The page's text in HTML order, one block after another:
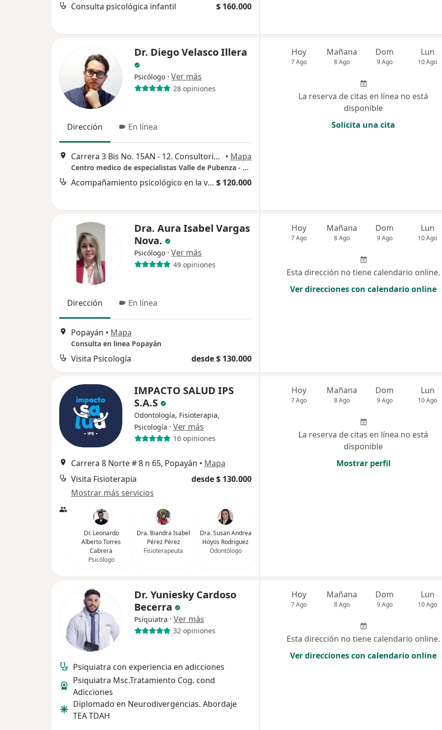
Consulta psicológica infantil $ 160.000
Dr. Diego Velasco Illera
Psicólogo · Ver más
28 opiniones
Dirección En línea
Carrera 3 Bis No. 15AN - 12. Consultorio 210, Popayán • Mapa
Centro medico de especialistas Valle de Pubenza - consultorio 210
Acompañamiento psicológico en la vejez $ 120.000
Hoy
7 Ago
Mañana
8 Ago
Dom
9 Ago
Lun
10 Ago
La reserva de citas en línea no está
disponible
Solicita una cita
Dra. Aura Isabel Vargas
Nova.
Psicólogo · Ver más
49 opiniones
Dirección En línea
Popayán • Mapa
Consulta en linea Popayán
Visita Psicología desde $ 130.000
Hoy
7 Ago
Mañana
8 Ago
Dom
9 Ago
Lun
10 Ago
Esta dirección no tiene calendario online.
Ver direcciones con calendario online
IMPACTO SALUD IPS
S.A.S
Odontología, Fisioterapia,
Psicología · Ver más
16 opiniones
Carrera 8 Norte # 8 n 65, Popayán • Mapa
Visita Fisioterapia
desde $ 130.000
Mostrar más servicios
Dr. Leonardo
Alberto Torres
Cabrera
Psicólogo
Dra. Biandra Isabel
Pérez Pérez
Fisioterapeuta
Dra. Susan Andrea
Hoyos Rodriguez
Odontólogo
Hoy
7 Ago
Mañana
8 Ago
Dom
9 Ago
Lun
10 Ago
La reserva de citas en línea no está
disponible
Mostrar perfil
Dr. Yuniesky Cardoso
Becerra
Psiquiatra · Ver más
32 opiniones
Psiquiatra con experiencia en adicciones
Psiquiatra Msc.Tratamiento Cog. cond
Adicciones
Diplomado en Neurodivergencias. Abordaje
TEA TDAH
Hoy
7 Ago
Mañana
8 Ago
Dom
9 Ago
Lun
10 Ago
Esta dirección no tiene calendario online.
Ver direcciones con calendario online